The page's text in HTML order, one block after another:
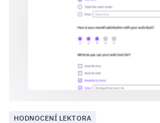
How strongly do you agree
"I receive ongoing support
administrators for my
development"?
HODNOCENÍ LEKTORA